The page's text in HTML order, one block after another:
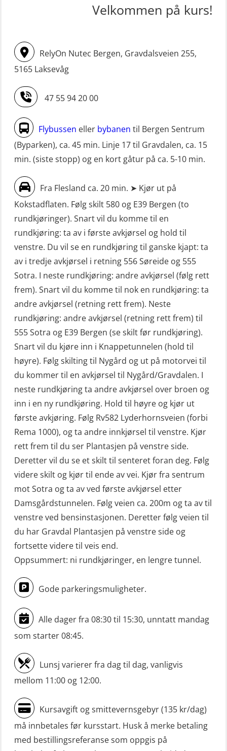
Livbåtfører FF1200 repetisjon
Livbåtfører FF1200 repetisjon
simulator (OSE161)
Livbåtfører Sliskelivbåt grunnkurs
m/E-læring (OSEBLE006)
Livbåtfører fritt fall FF48 repetisjon
(OSE1471)
Livbåtfører grunnkurs m/E-læring
Livbåtfører grunnkurs m/E-læring
FF1200 simulator (OSEBLE007)
Livbåtfører grunnkurs m/E-læring
FF48 og FF1000D (OSEBLE004)
Livbåtfører grunnkurs m/E-læring
Konvensjonell livbåt (OSEBLE005)
Livbåtfører konvensjonell livbåt –
grunnleggende (OSE135)
Livbåtfører konvensjonell repetisjon
(OSE1361)
Livbåtfører konvertering til FF48 inkl.
repetisjon (OSE106)
Livbåtfører sliskelivbåt repetisjon
(OSE1301)
Livbåtfører sliskestuplivbåt –
grunnleggende (OSE129)
Mann-Over-Bord (hurtiggående) liten
båt m/mørkekjøring – grunnleggende
(OSE114)
Mann-Over-Bord (hurtiggående) liten
båt m/mørkekjøring – repetisjon
(OSE151)
Mann-Over-Bord (hurtiggående) liten
båt u/mørkekjøring – grunnleggende
(OSE1142)
Mann-Over-Bord liten båt (MOB)
u/mørkekjøring – repetisjon (OSE152)
Mørkekjøring-modul for Mann-Over-
Bord (hurtiggående) liten båt
(OSE1001)
ROC sertifikat grunnleggende
(GMDSS) (ORC102)
ROC sertifikat repetisjon (GMDSS)
STCW oppdatering Mann-Over-Bord
(MSE113)
STCW oppgradering for
dekksoffiserer uten fartstid 66 t
(MBS124)
STCW oppgradering for
maskinoffiserer uten fartstid 66 t
(MBS125)
Sikkerhetskurs for ansatte på
oppdrettsanlegg (LBS100)
Sjøfolk med særskilte sikringsplikter
(MBS1191)
Ulykkesgransking – Webinar (LSP103)
VHF / SRC 2 dager (ORC104)
Videregående sikkerhetsopplæring
for skipsoffiserer (MBS100)
Velkommen på kurs!
RelyOn Nutec Bergen, Gravdalsveien 255,
5165 Laksevåg
47 55 94 20 00
Flybussen eller bybanen til Bergen Sentrum
(Byparken), ca. 45 min. Linje 17 til Gravdalen, ca. 15
min. (siste stopp) og en kort gåtur på ca. 5-10 min.
Fra Flesland ca. 20 min. ➤ Kjør ut på
Kokstadflaten. Følg skilt 580 og E39 Bergen (to
rundkjøringer). Snart vil du komme til en
rundkjøring: ta av i første avkjørsel og hold til
venstre. Du vil se en rundkjøring til ganske kjapt: ta
av i tredje avkjørsel i retning 556 Søreide og 555
Sotra. I neste rundkjøring: andre avkjørsel (følg rett
frem). Snart vil du komme til nok en rundkjøring: ta
andre avkjørsel (retning rett frem). Neste
rundkjøring: andre avkjørsel (retning rett frem) til
555 Sotra og E39 Bergen (se skilt før rundkjøring).
Snart vil du kjøre inn i Knappetunnelen (hold til
høyre). Følg skilting til Nygård og ut på motorvei til
du kommer til en avkjørsel til Nygård/Gravdalen. I
neste rundkjøring ta andre avkjørsel over broen og
inn i en ny rundkjøring. Hold til høyre og kjør ut
første avkjøring. Følg Rv582 Lyderhornsveien (forbi
Rema 1000), og ta andre innkjørsel til venstre. Kjør
rett frem til du ser Plantasjen på venstre side.
Deretter vil du se et skilt til senteret foran deg. Følg
videre skilt og kjør til ende av vei. Kjør fra sentrum
mot Sotra og ta av ved første avkjørsel etter
Damsgårdstunnelen. Følg veien ca. 200m og ta av til
venstre ved bensinstasjonen. Deretter følg veien til
du har Gravdal Plantasjen på venstre side og
fortsette videre til veis end.
Oppsummert: ni rundkjøringer, en lengre tunnel.
Gode parkeringsmuligheter.
Alle dager fra 08:30 til 15:30, unntatt mandag
som starter 08:45.
Lunsj varierer fra dag til dag, vanligvis
mellom 11:00 og 12:00.
Kursavgift og smittevernsgebyr (135 kr/dag)
må innbetales før kursstart. Husk å merke betaling
med bestillingsreferanse som oppgis på